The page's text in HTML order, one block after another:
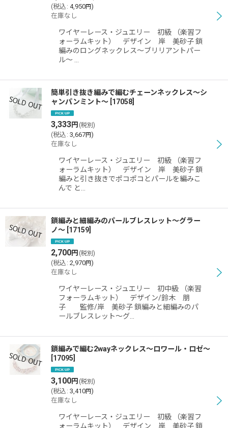
(税込 : 4,950円)
在庫なし
ワイヤーレース・ジュエリー 初級 （楽習フ
ォーラムキット） デザイン 岸 美砂子 鎖
編みのロングネックレス〜ブリリアントパー
ル〜 …
簡単引き抜き編みで編むチェーンネックレス〜シ
ャンパンミント〜 17058
3,333円 (税別)
(税込 : 3,667円)
在庫なし
ワイヤーレース・ジュエリー 初級 （楽習フ
ォーラムキット） デザイン 岸 美砂子 鎖
編みと引き抜きでポコポコとパールを編みこ
んで と…
鎖編みと細編みのパールブレスレット〜グラー
ノ〜 17159
2,700円 (税別)
(税込 : 2,970円)
在庫なし
ワイヤーレース・ジュエリー 初中級 （楽習
フォーラムキット） デザイン/鈴木 朋
子 監修/岸 美砂子 鎖編みと細編みのパ
ールブレスレット〜グ…
鎖編みで編む2wayネックレス〜ロワール・ロゼ〜
17095
3,100円 (税別)
(税込 : 3,410円)
在庫なし
ワイヤーレース・ジュエリー 初級 （楽習フ
ォーラムキット） デザイン 岸 美砂子 鎖